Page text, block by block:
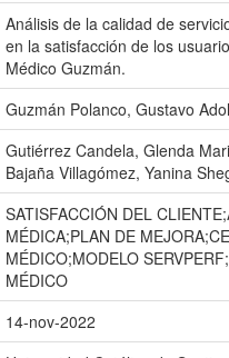
Análisis de la calidad de
en la satisfacción de los
Médico Guzmán.
Guzmán Polanco, Gustavo
Gutiérrez Candela, Glenda
Bajaña Villagómez, Yanina
SATISFACCIÓN DEL
MÉDICA;PLAN DE
MÉDICO;MODELO
MÉDICO
14-nov-2022